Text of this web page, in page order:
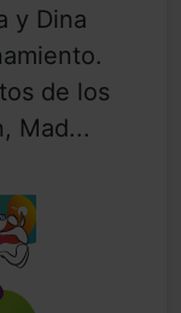
y Dina
de los
Mad...